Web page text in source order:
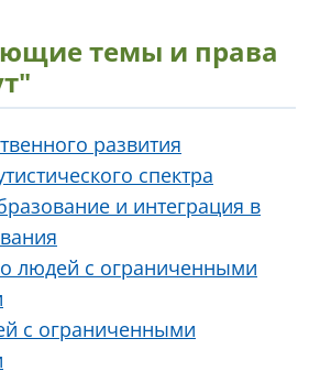
темы и права
развития
спектра
и интеграция в
людей с ограниченными
с ограниченными